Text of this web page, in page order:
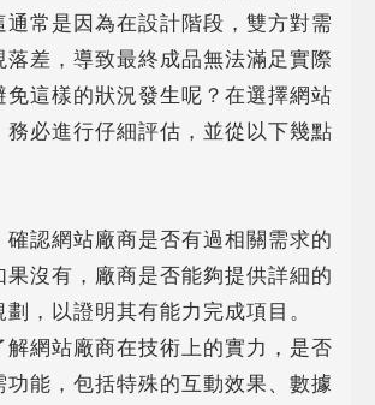
通常是因為在設計階段，雙方對需
落差，導致最終成品無法滿足實際
免這樣的狀況發生呢？在選擇網站
務必進行仔細評估，並從以下幾點
確認網站廠商是否有過相關需求的
果沒有，廠商是否能夠提供詳細的
，以證明其有能力完成項目。
解網站廠商在技術上的實力，是否
功能，包括特殊的互動效果、數據